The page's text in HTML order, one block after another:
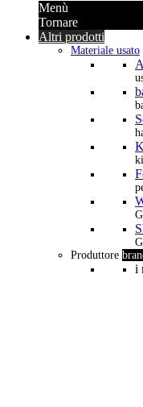
Menù
Tornare
Altri prodotti
Materiale usato
Produttore
i